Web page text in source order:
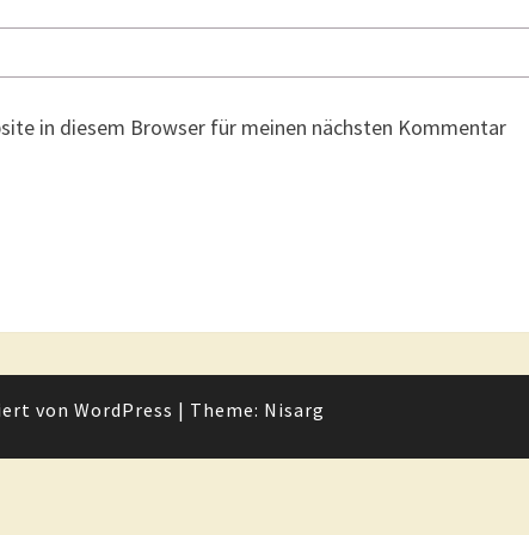
in diesem Browser für meinen nächsten Kommentar
von WordPress | Theme: Nisarg